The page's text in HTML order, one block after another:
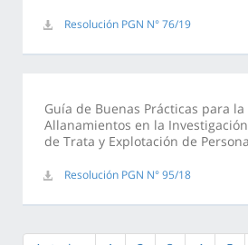
Resolución PGN N° 76/19
Guía de Buenas Prácticas para
Allanamientos en la
de Trata y Explotación de
Resolución PGN N° 95/18